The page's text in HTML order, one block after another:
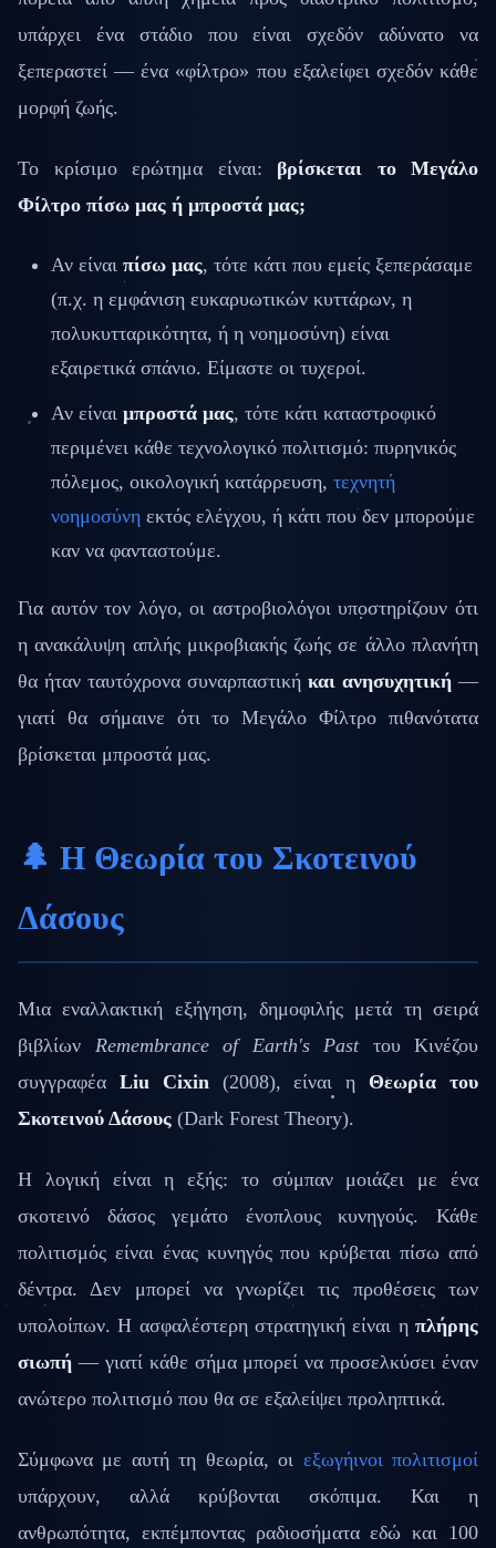
υπάρχει ένα στάδιο που είναι σχεδόν αδύνατο να
ξεπεραστεί — ένα «φίλτρο» που εξαλείφει σχεδόν κάθε
μορφή ζωής.
Το κρίσιμο ερώτημα είναι: βρίσκεται το Μεγάλο
Φίλτρο πίσω μας ή μπροστά μας;
Αν είναι πίσω μας, τότε κάτι που εμείς ξεπεράσαμε
(π.χ. η εμφάνιση ευκαρυωτικών κυττάρων, η
πολυκυτταρικότητα, ή η νοημοσύνη) είναι
εξαιρετικά σπάνιο. Είμαστε οι τυχεροί.
Αν είναι μπροστά μας, τότε κάτι καταστροφικό
περιμένει κάθε τεχνολογικό πολιτισμό: πυρηνικός
πόλεμος, οικολογική κατάρρευση, τεχνητή
νοημοσύνη εκτός ελέγχου, ή κάτι που δεν μπορούμε
καν να φανταστούμε.
Για αυτόν τον λόγο, οι αστροβιολόγοι υποστηρίζουν ότι
η ανακάλυψη απλής μικροβιακής ζωής σε άλλο πλανήτη
θα ήταν ταυτόχρονα συναρπαστική και ανησυχητική —
γιατί θα σήμαινε ότι το Μεγάλο Φίλτρο πιθανότατα
βρίσκεται μπροστά μας.
🌲 Η Θεωρία του Σκοτεινού
Δάσους
Μια εναλλακτική εξήγηση, δημοφιλής μετά τη σειρά
βιβλίων Remembrance of Earth's Pastτου Κινέζου
συγγραφέα Liu Cixin (2008), είναι η Θεωρία του
Σκοτεινού Δάσους (Dark Forest Theory).
Η λογική είναι η εξής: το σύμπαν μοιάζει με ένα
σκοτεινό δάσος γεμάτο ένοπλους κυνηγούς. Κάθε
πολιτισμός είναι ένας κυνηγός που κρύβεται πίσω από
δέντρα. Δεν μπορεί να γνωρίζει τις προθέσεις των
υπολοίπων. Η ασφαλέστερη στρατηγική είναι η πλήρης
σιωπή — γιατί κάθε σήμα μπορεί να προσελκύσει έναν
ανώτερο πολιτισμό που θα σε εξαλείψει προληπτικά.
Σύμφωνα με αυτή τη θεωρία, οι εξωγήινοι πολιτισμοί
υπάρχουν, αλλά κρύβονται σκόπιμα. Και η
ανθρωπότητα, εκπέμποντας ραδιοσήματα εδώ και 100